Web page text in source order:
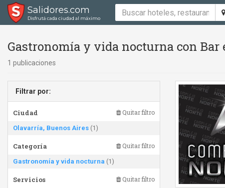
Salidores.com
Disfrutá cada ciudad al máximo
Gastronomía y vida nocturna con Bar
1 publicaciones
Filtrar por:
Ciudad Quitar filtro
Olavarría, Buenos Aires (1)
Categoría Quitar filtro
Gastronomía y vida nocturna (1)
Servicios Quitar filtro